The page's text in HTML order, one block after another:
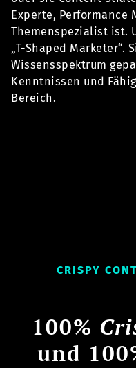
Experte, Performance
Themenspezialist ist.
„T-Shaped Marketer“.
Wissensspektrum
Kenntnissen und
Bereich.
CRISPY
100%
und